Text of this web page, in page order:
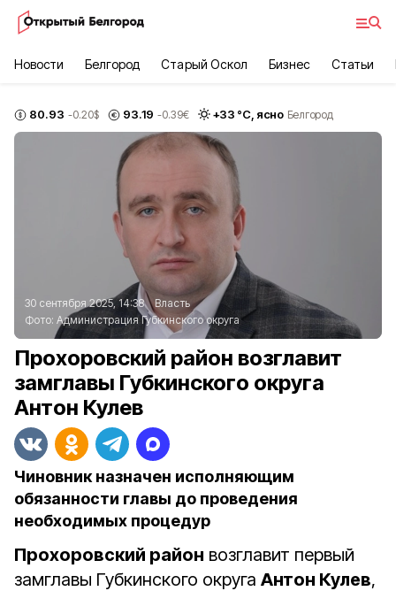
Новости Белгород Старый Оскол Бизнес Статьи
80.93 -0.20$ 93.19 -0.39€ +33 °С, ясно Белгород
30 сентября 2025, 14:38
Власть
Фото: Администрация Губкинского округа
Прохоровский район возглавит
замглавы Губкинского округа
Антон Кулев
Чиновник назначен исполняющим
обязанности главы до проведения
необходимых процедур
Прохоровский район возглавит первый
замглавы Губкинского округа Антон Кулев,